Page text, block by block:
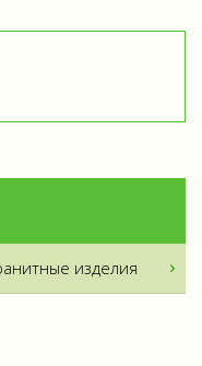
изделия